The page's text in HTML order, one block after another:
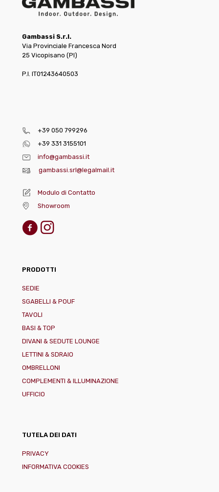
Gambassi S.r.l.
Via Provinciale Francesca Nord
25 Vicopisano (PI)
P.I. IT01243640503
+39 050 799296
+39 331 3155101
info@gambassi.it
gambassi.srl@legalmail.it
Modulo di Contatto
Showroom
PRODOTTI
SEDIE
SGABELLI & POUF
TAVOLI
BASI & TOP
DIVANI & SEDUTE LOUNGE
LETTINI & SDRAIO
OMBRELLONI
COMPLEMENTI & ILLUMINAZIONE
UFFICIO
TUTELA DEI DATI
PRIVACY
INFORMATIVA COOKIES